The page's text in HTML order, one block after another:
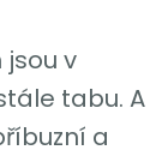
v
tabu. A
a